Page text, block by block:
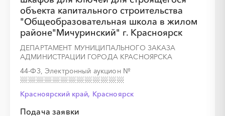
объекта капитального строительства
"Общеобразовательная школа в жилом
районе"Мичуринский" г. Красноярск
ДЕПАРТАМЕНТ МУНИЦИПАЛЬНОГО ЗАКАЗА
АДМИНИСТРАЦИИ ГОРОДА КРАСНОЯРСКА
44-ФЗ, Электронный аукцион №
Красноярский край, Красноярск
Подача заявки